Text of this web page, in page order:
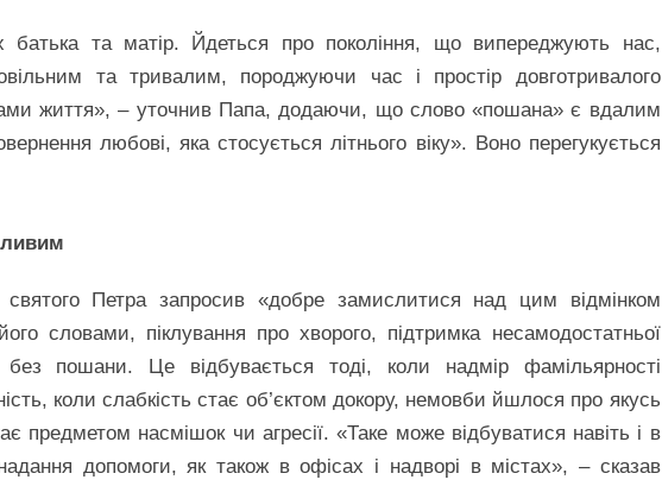
батька та матір. Йдеться про покоління, що випереджують нас,
та тривалим, породжуючи час і простір довготривалого
життя», – уточнив Папа, додаючи, що слово «пошана» є вдалим
любові, яка стосується літнього віку». Воно перегукується
Петра запросив «добре замислитися над цим відмінком
словами, піклування про хворого, підтримка несамодостатньої
пошани. Це відбувається тоді, коли надмір фамільярності
коли слабкість стає об’єктом докору, немовби йшлося про якусь
предметом насмішок чи агресії. «Таке може відбуватися навіть і в
допомоги, як також в офісах і надворі в містах», – сказав